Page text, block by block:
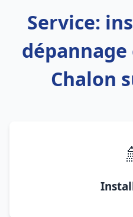
Service:
Chalon